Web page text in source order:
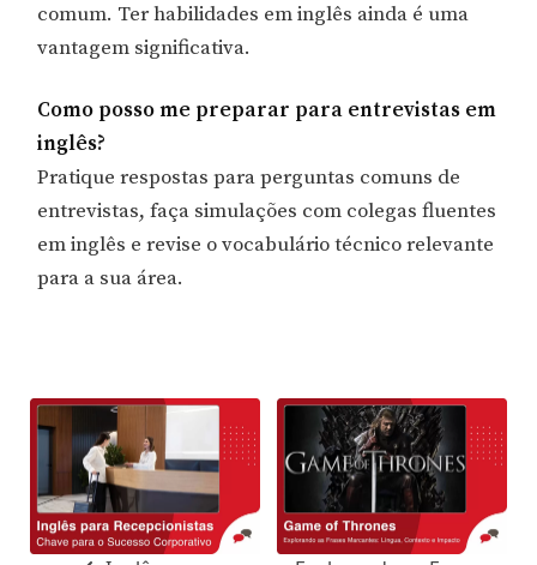
comum. Ter habilidades em inglês ainda é uma
vantagem significativa.
Como posso me preparar para entrevistas em
inglês?
Pratique respostas para perguntas comuns de
entrevistas, faça simulações com colegas fluentes
em inglês e revise o vocabulário técnico relevante
para a sua área.